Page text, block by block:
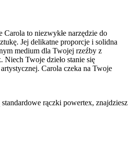
Carola to niezwykłe narzędzie do
Jej delikatne proporcje i solidna
medium dla Twojej rzeźby z
Twoje dzieło stanie się
Carola czeka na Twoje
rączki powertex, znajdziesz